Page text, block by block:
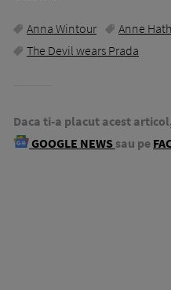
Anna Wintour Anne
The Devil wears Prada
Daca ti-a placut acest
GOOGLE NEWS sau pe